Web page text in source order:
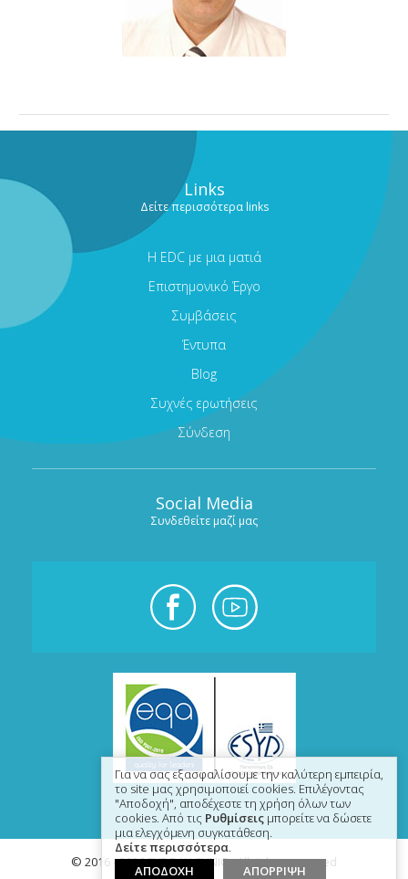
Links
Δείτε περισσότερα links
Η EDC με μια ματιά
Επιστημονικό Έργο
Συμβάσεις
Έντυπα
Blog
Συχνές ερωτήσεις
Σύνδεση
Social Media
Συνδεθείτε μαζί μας
© 2016 - 2026 EYE DAY CLINIC - All rights reserved
Για να σας εξασφαλίσουμε την καλύτερη εμπειρία,
το site μας χρησιμοποιεί cookies. Επιλέγοντας
"Αποδοχή", αποδέχεστε τη χρήση όλων των
cookies. Από τις Ρυθμίσεις μπορείτε να δώσετε
μια ελεγχόμενη συγκατάθεση.
Δείτε περισσότερα.
ΑΠΟΔΟΧΗ
ΑΠΟΡΡΙΨΗ